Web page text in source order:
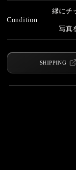
Condition
縁にチ
写真
SHIPPING